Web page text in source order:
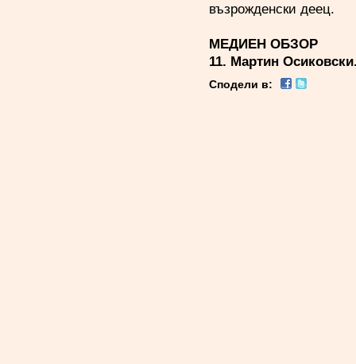
възрожденски деец.
МЕДИЕН ОБЗОР
11. Мартин
Сподели в: